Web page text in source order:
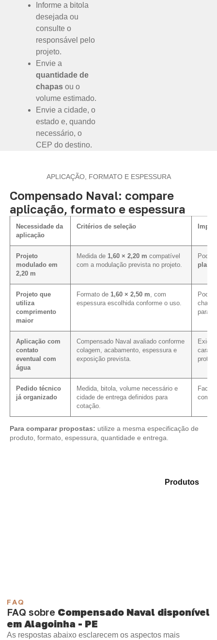
Informe a bitola
desejada ou
consulte o
responsável pelo
projeto.
Envie a
quantidade de
chapas ou o
volume estimado.
Envie a cidade, o
estado e, quando
necessário, o
CEP do destino.
APLICAÇÃO, FORMATO E ESPESSURA
Compensado Naval: compare
aplicação, formato e espessura
Necessidade da
aplicação
Critérios de seleção
Projeto
modulado em
2,20 m
Medida de 1,60 × 2,20 m compatível
com a modulação prevista no projeto.
Pode
plano
Projeto que
utiliza
comprimento
maior
Formato de 1,60 × 2,50 m , com
espessura escolhida conforme o uso.
Pode
chapa
para
Aplicação com
contato
eventual com
água
Compensado Naval avaliado conforme
colagem, acabamento, espessura e
exposição prevista.
Exige
Pedido técnico
já organizado
Medida, bitola, volume necessário e
cidade de entrega definidos para
cotação.
com
Para comparar propostas: utilize a mesma especificação de
produto, formato, espessura, quantidade e entrega.
Produtos
FAQ
FAQ sobre Compensado Naval disponível
em Alagoinha - PE
As respostas abaixo esclarecem os aspectos mais